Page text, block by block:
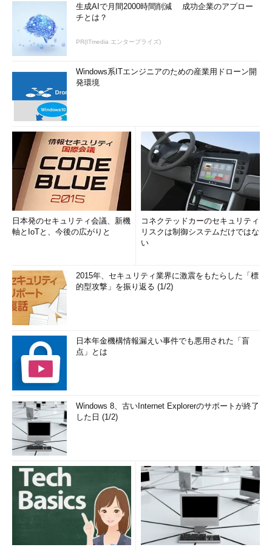
生成AIで月間2000時間削減 成功企業のアプロー
チとは？
PR(ITmedia エンタープライズ)
Windows系ITエンジニアのための産業用ドローン開
発環境
日本発のセキュリティ会議、新機
軸とIoTと、今後の広がりと
コネクテッドカーのセキュリティ
リスクは制御システムだけではな
い
2015年、セキュリティ業界に激震をもたらした「標
的型攻撃」を振り返る (1/2)
日本年金機構情報漏えい事件でも悪用された「盲
点」とは
Windows 8、古いInternet Explorerのサポートが終了
した日 (1/2)